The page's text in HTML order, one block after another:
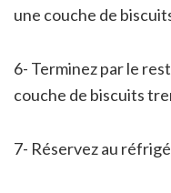
une couche de
6- Terminez par le
couche de biscuits
7- Réservez au